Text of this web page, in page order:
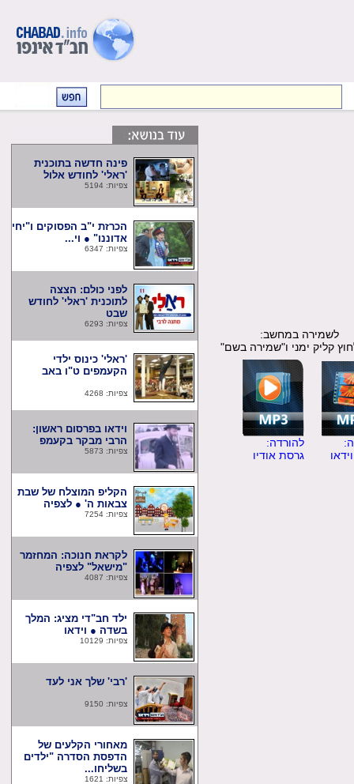
במחשב:
קליק ימני ו"שמירה בשם"
להורדה:
גרסת אודיו
פינה חדשה בתוכנית
'ראלי' לחודש אלול
צפיות: 5194
הכרזת י"ב הפסוקים ו"יחי
אדוננו" ● וי...
צפיות: 6347
לפני כולם: הצצה
לתוכנית 'ראלי' לחודש
שבט
צפיות: 6293
'ראלי' כינוס ילדי
הקעמפים ט"ו באב
צפיות: 4268
וידאו בפרסום ראשון:
הרבי מבקר בקעמפ
צפיות: 5873
הקליפ המוצלח של שבת
צבאות ה' ● לצפיה
צפיות: 7254
לקראת חנוכה: המחזמר
"מישאל" לצפיה
צפיות: 4087
ילד חב"די מציג: המלך
בשדה ● וידאו
צפיות: 10129
'רבי' שלך אני לעד
צפיות: 9150
מאחורי הקלעים של
הדפסת הסדרה "ילדים
בשליחו...
צפיות: 1621